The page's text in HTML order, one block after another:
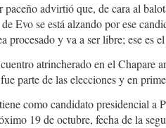
paceño advirtió que, de cara al
Evo se está alzando por ese
procesado y va a ser libre; ese es
atrincherado en el Chapare
parte de las elecciones y en
como candidato presidencial a
19 de octubre, fecha de la